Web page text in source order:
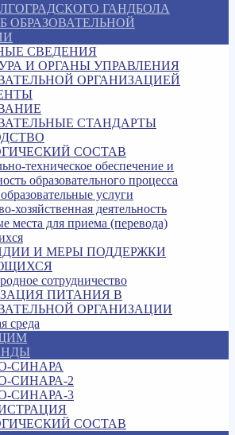
ГАНДБОЛА
ОБРАЗОВАТЕЛЬНОЙ
СВЕДЕНИЯ
И ОРГАНЫ УПРАВЛЕНИЯ
ОРГАНИЗАЦИЕЙ
СТАНДАРТЫ
СОСТАВ
техническое обеспечение и
образовательного процесса
услуги
хозяйственная деятельность
места для приема (перевода)
И МЕРЫ ПОДДЕРЖКИ
сотрудничество
ПИТАНИЯ В
ОРГАНИЗАЦИИ
среда
СИНАРА
СИНАРА-2
СИНАРА-3
СОСТАВ